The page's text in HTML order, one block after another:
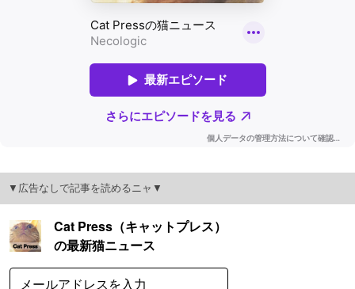
▼広告なしで記事を読めるニャ▼